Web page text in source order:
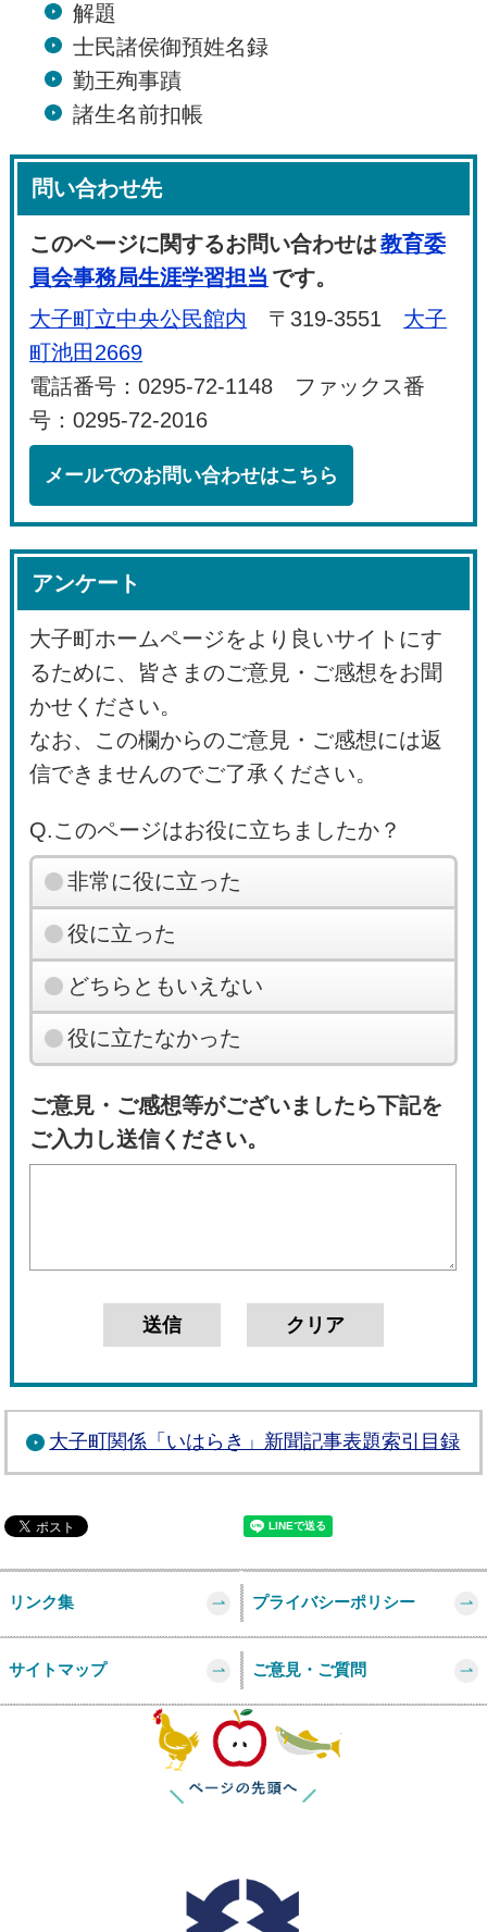
解題
士民諸侯御預姓名録
勤王殉事蹟
諸生名前扣帳
問い合わせ先
このページに関するお問い合わせは教育委
員会事務局生涯学習担当 です。
大子町立中央公民館内 〒319-3551 大子
町池田2669
電話番号：0295-72-1148 ファックス番
号：0295-72-2016
メールでのお問い合わせはこちら
アンケート
大子町ホームページをより良いサイトにす
るために、皆さまのご意見・ご感想をお聞
かせください。
なお、この欄からのご意見・ご感想には返
信できませんのでご了承ください。
Q.このページはお役に立ちましたか？
非常に役に立った
役に立った
どちらともいえない
役に立たなかった
ご意見・ご感想等がございましたら下記を
ご入力し送信ください。
大子町関係「いはらき」新聞記事表題索引目録
リンク集 プライバシーポリシー
サイトマップ ご意見・ご質問